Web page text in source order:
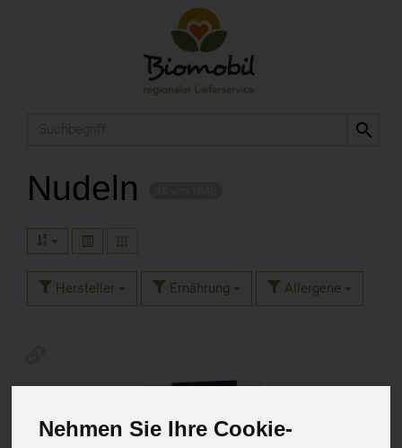
Nehmen Sie Ihre Cookie-
Nudeln
Hersteller Ernährung Allergene